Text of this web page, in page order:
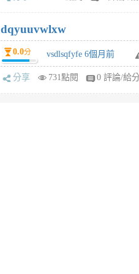
dqyuuvwlxw
0.0分 vsdlsqfyfe 6個月前
分享 731點閱 0 評論/給